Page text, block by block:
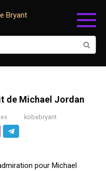
de Michael Jordan
kobebryant
pour Michael